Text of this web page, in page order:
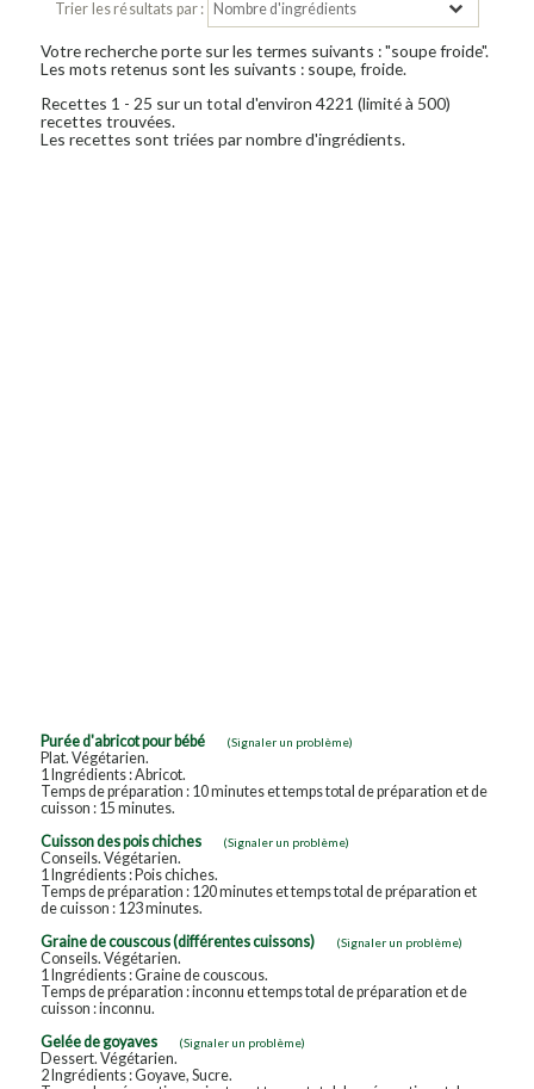
Trier les résultats par :
Votre recherche porte sur les termes suivants : "soupe froide".
Les mots retenus sont les suivants : soupe, froide.
Recettes 1 - 25 sur un total d'environ 4221 (limité à 500)
recettes trouvées.
Les recettes sont triées par nombre d'ingrédients.
Purée d'abricot pour bébé (Signaler un problème)
Plat. Végétarien.
1 Ingrédients : Abricot.
Temps de préparation : 10 minutes et temps total de préparation et de
cuisson : 15 minutes.
Cuisson des pois chiches
(Signaler un problème)
Conseils. Végétarien.
1 Ingrédients : Pois chiches.
Temps de préparation : 120 minutes et temps total de préparation et
de cuisson : 123 minutes.
Graine de couscous (différentes cuissons)
(Signaler un problème)
Conseils. Végétarien.
1 Ingrédients : Graine de couscous.
Temps de préparation : inconnu et temps total de préparation et de
cuisson : inconnu.
Gelée de goyaves
(Signaler un problème)
Dessert. Végétarien.
2 Ingrédients : Goyave, Sucre.